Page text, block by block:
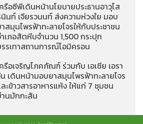
รือซีพีเดินหน้านโยบายประธานอาวุโส
นท์ เจียรวนนท์ ส่งความห่วงใย มอบ
สมุนไพรฟ้าทะลายโจรให้กับประชาชน
เภอสัตหีบจำนวน 1,500 กระปุก
รเทาสถานการณ์โอมิครอน
รือเจริญโภคภัณฑ์ ร่วมกับ เอเชีย เอรา
เดินหน้ามอบยาสมุนไพรฟ้าทะลายโจร
ะข้าวสารอาหารแห้ง ให้แก่ 7 ชุมชน
นมักกะสัน